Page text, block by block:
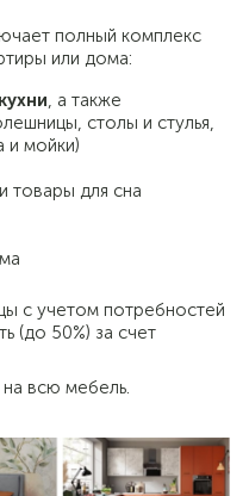
полный комплекс
или дома:
кухни, а также
столы и стулья,
и мойки)
товары для сна
с учетом потребностей
(до 50%) за счет
на всю мебель.